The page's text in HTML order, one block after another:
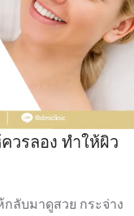
วรลอง ทำให้ผิว
ลับมาดูสวย กระจ่าง